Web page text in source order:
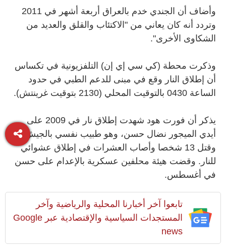
وأضاف أن الجندي خدم بالعراق أربعة أشهر في 2011
وتردد أنه كان يعاني من "الاكتئاب والقلق والعديد من
الشكاوى الأخرى".
وذكرت محطة (كي سي إي إن) التلفزيونية في تكساس
أن إطلاق النار وقع في مبنى للدعم الطبي في حدود
الساعة 0430 بالتوقيت المحلي (2130 بتوقيت غرينتش).
يذكر أن فورت هود شهدت إطلاق نار في 2009 على
أيدي الميجور نضال حسن، وهو طبيب نفسي بالجيش.
وقتل 13 شخصا وأصاب العشرات في إطلاق عشوائي
للنار. وقضت هيئة محلفين عسكرية بالإعدام على حسن
في أغسطس.
تابعوا آخر أخبارنا المحلية والرياضية وآخر
المستجدات السياسية والإقتصادية عبر Google
news